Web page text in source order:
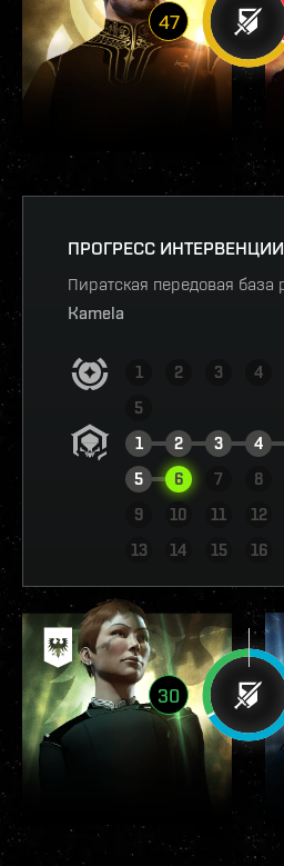
47
ПРОГРЕСС ИНТЕРВЕНЦИИ
Пиратская передовая
Kamela
1 2 3
4
5
1
2 3
4
5
6 7
8
9
10 11
12
13
14 15 16
30